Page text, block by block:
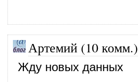
Артемий (10 комм.)
Жду новых данных